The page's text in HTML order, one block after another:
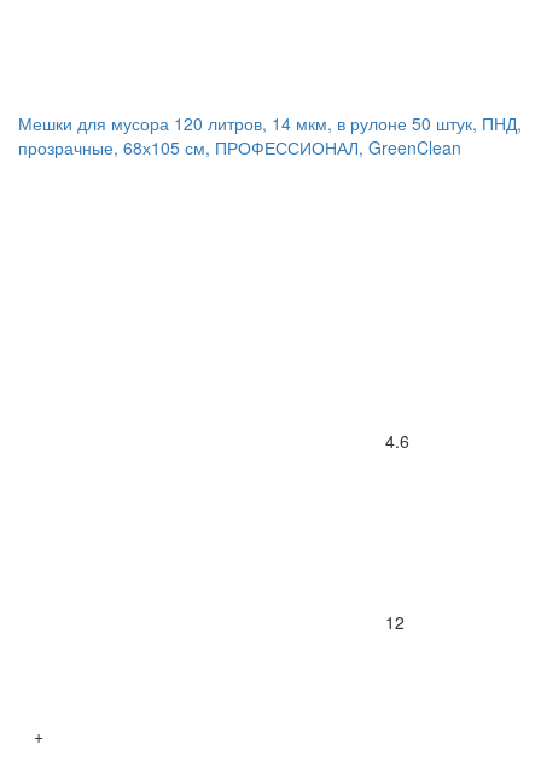
Мешки для мусора 120 литров, 14 мкм, в рулоне 50 штук, ПНД,
прозрачные, 68х105 см, ПРОФЕССИОНАЛ, GreenClean
4.6
12
+